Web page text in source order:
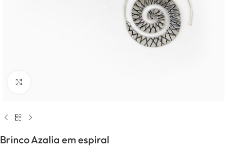
Brinco Azalia em espiral